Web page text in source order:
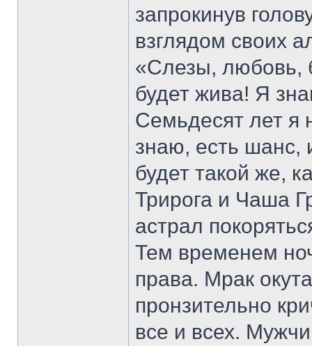
запрокинув
взглядом своих
«Слезы, любовь,
будет жива! Я
Семьдесят лет я
знаю, есть шанс,
будет такой же,
Трирога и Чаша
астрал
Тем временем
права. Мрак
пронзительно
все и всех.